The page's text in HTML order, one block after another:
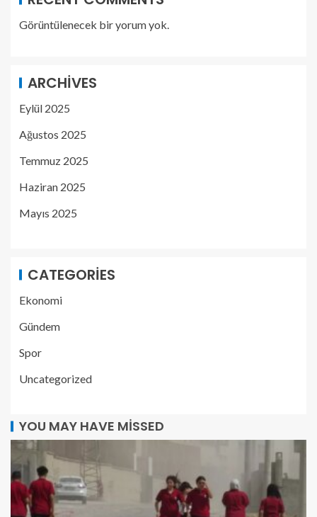
Görüntülenecek bir yorum yok.
ARCHIVES
Eylül 2025
Ağustos 2025
Temmuz 2025
Haziran 2025
Mayıs 2025
CATEGORIES
Ekonomi
Gündem
Spor
Uncategorized
YOU MAY HAVE MISSED